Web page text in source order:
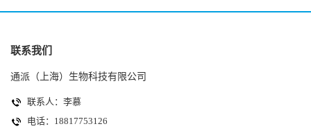
联系我们
通派（上海）生物科技有限公司
联系人：李慕
电话：18817753126